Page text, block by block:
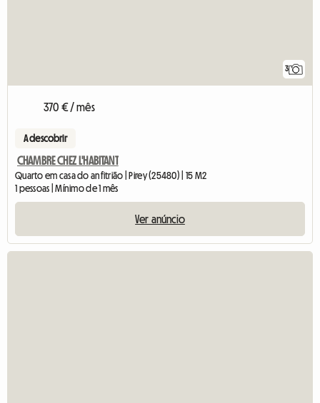
3
370 € / mês
A descobrir
CHAMBRE CHEZ L'HABITANT
Quarto em casa do anfitrião | Pirey (25480) | 15 M2
1 pessoas | Mínimo de 1 mês
Ver anúncio